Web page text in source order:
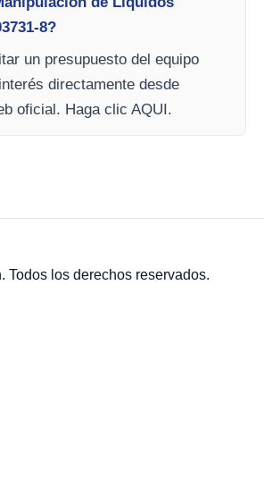
8?
un presupuesto del equipo
directamente desde
oficial. Haga clic AQUI.
Todos los derechos reservados.